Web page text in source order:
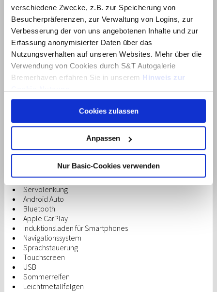
verschiedene Zwecke, z.B. zur Speicherung von
Besucherpräferenzen, zur Verwaltung von Logins, zur
Verbesserung der von uns angebotenen Inhalte und zur
Erfassung anonymisierter Daten über das
Nutzungsverhalten auf unseren Websites. Mehr über die
Verwendung von Cookies durch S&T Autogalerie
Bremerhaven erfahren Sie in unserem Hinweis zur
Über dieses Banner können Sie auswählen, welche
Cookies von dieser Website Sie akzeptieren möchten.
Bitte beachten Sie, dass die Deaktivierung von Cookies
dazu führen kann, dass einige Inhalte der Website anders
Computer oder Gerät ermöglicht es Ihnen
Cookies automatisch abzulehnen. Mehr Informationen
erhalten Sie in unserer
Cookies zulassen
Anpassen
Nur Basic-Cookies verwenden
Armlehne
Beheizbares Lenkrad
Elektr. Fensterheber
Elektr. Heckklappe
Elektr. Seitenspiegel
Elektr. Sitzeinstellung
Innenspiegel autom. abblendend
Lederlenkrad
Schiebedach
Schlüssellose Zentralverriegelung
Sitzheizung hinten
Zentralverriegelung
Berganfahrassistent
Multifunktionslenkrad
Schaltwippen
Servolenkung
Android Auto
Bluetooth
Apple CarPlay
Induktionsladen für Smartphones
Navigationssystem
Sprachsteuerung
Touchscreen
USB
Sommerreifen
Leichtmetallfelgen